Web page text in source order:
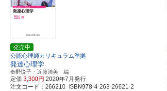
発売中
公認心理師カリキュラム準拠
発達心理学
秦野悦子・近藤清美 編
定価3,300円 2020年7月発行
注文コード：266210 ISBN978-4-263-26621-2